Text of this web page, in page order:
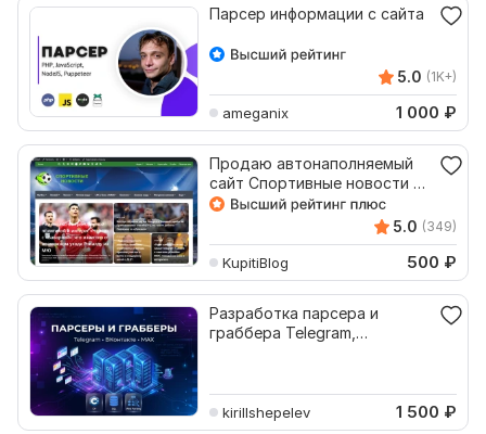
Парсер информации с сайта
5.0 (1K+)
ameganix 1 000 ₽
Продаю автонаполняемый
сайт Спортивные новости с
доменом на WordPress
5.0 (349)
KupitiBlog 500 ₽
Разработка парсера и
граббера Telegram,
kirillshepelev 1 500 ₽